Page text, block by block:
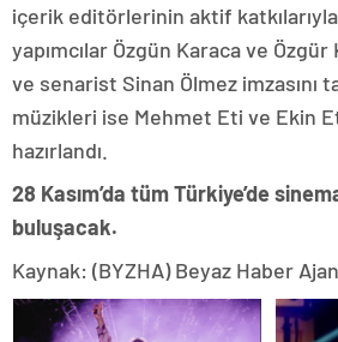
içerik editörlerinin aktif
yapımcılar Özgün Karaca ve
ve senarist Sinan Ölmez imzasını
müzikleri ise Mehmet Eti ve Ekin
hazırlandı.
28 Kasım’da tüm Türkiye’de
buluşacak.
Kaynak: (BYZHA) Beyaz Haber